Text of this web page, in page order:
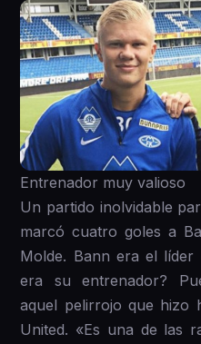
Entrenador muy valioso
Un partido inolvidable
marcó cuatro goles a
Molde. Bann era el líder
era su entrenador?
aquel pelirrojo que hizo
United. «Es una de las